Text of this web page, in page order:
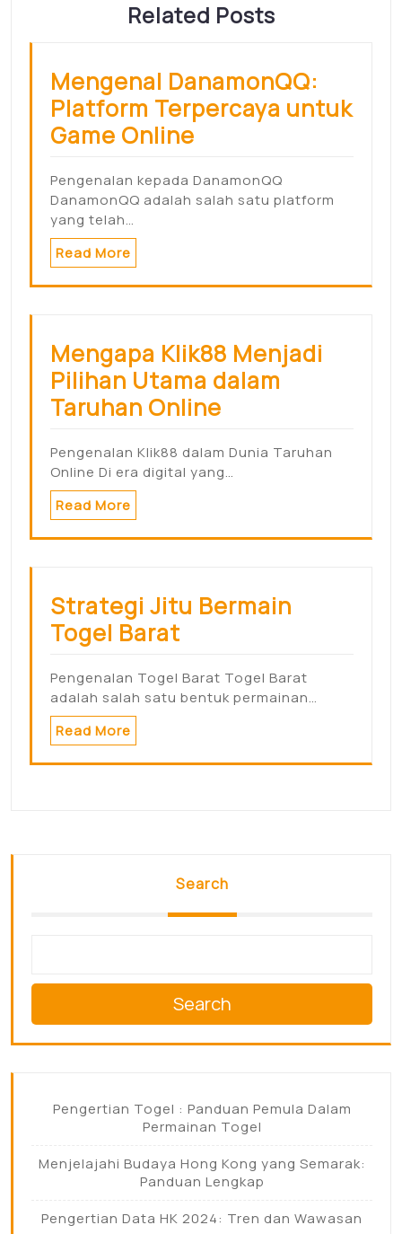
Related Posts
Mengenal DanamonQQ:
Platform Terpercaya untuk
Game Online
Pengenalan kepada DanamonQQ
DanamonQQ adalah salah satu platform
yang telah…
Read More
Mengapa Klik88 Menjadi
Pilihan Utama dalam
Taruhan Online
Pengenalan Klik88 dalam Dunia Taruhan
Online Di era digital yang…
Read More
Strategi Jitu Bermain
Togel Barat
Pengenalan Togel Barat Togel Barat
adalah salah satu bentuk permainan…
Read More
Search
Search
Pengertian Togel : Panduan Pemula Dalam
Permainan Togel
Menjelajahi Budaya Hong Kong yang Semarak:
Panduan Lengkap
Pengertian Data HK 2024: Tren dan Wawasan